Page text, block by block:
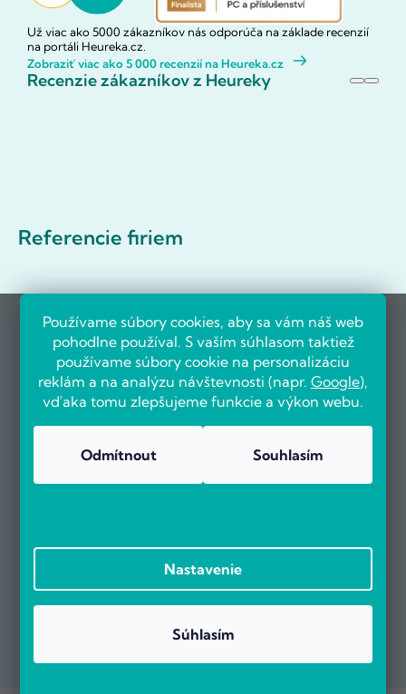
Používame súbory cookies, aby sa vám náš web
pohodlne používal. S vaším súhlasom taktiež
používame súbory cookie na personalizáciu
reklám a na analýzu návštevnosti (napr. Google),
vďaka tomu zlepšujeme funkcie a výkon webu.
Odmítnout Souhlasím
Nastavenie
Súhlasím
Už viac ako 5000 zákazníkov nás odporúča na základe recenzií
na portáli Heureka.cz.
Zobraziť viac ako 5 000 recenzií na Heureka.cz
Recenzie zákazníkov z Heureky
Referencie firiem